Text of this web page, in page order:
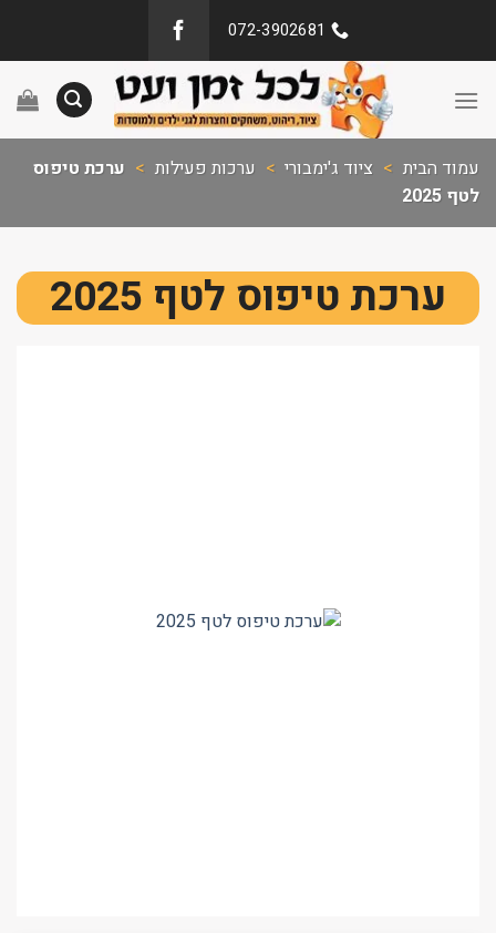
072-3902681
עמוד הבית > ציוד ג'ימבורי > ערכות פעילות > ערכת טיפוס
לטף 2025
ערכת טיפוס לטף 2025